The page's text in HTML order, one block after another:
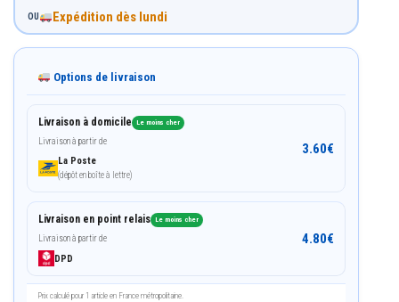
OU Expédition dès lundi
Options de livraison
Livraison à domicile Le moins cher
Livraison à partir de
La Poste
(dépôt en boîte à lettre)
3.60€
Livraison en point relais Le moins cher
Livraison à partir de
DPD
4.80€
Prix calculé pour 1 article en France métropolitaine.